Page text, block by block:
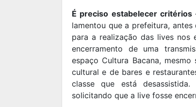
É preciso estabelecer critérios
lamentou que a prefeitura,
para a realização das lives nos
encerramento de uma
espaço Cultura Bacana,
cultural e de bares e
classe que está
solicitando que a live fosse